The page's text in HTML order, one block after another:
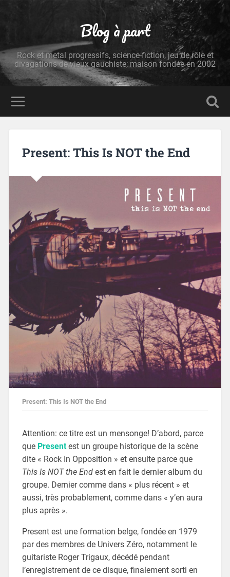
Blog à part
Rock et metal progressifs, science-fiction, jeu de rôle et
divagations de vieux gauchiste; maison fondée en 2002
Present: This Is NOT the End
Present: This Is NOT the End
Attention: ce titre est un mensonge! D’abord, parce
que Presentest un groupe historique de la scène
dite « Rock In Opposition » et ensuite parce que
This Is NOT the Endest en fait le dernier album du
groupe. Dernier comme dans « plus récent » et
aussi, très probablement, comme dans « y’en aura
plus après ».
Present est une formation belge, fondée en 1979
par des membres de Univers Zéro, notamment le
guitariste Roger Trigaux, décédé pendant
l’enregistrement de ce disque, finalement sorti en